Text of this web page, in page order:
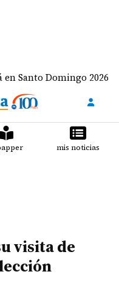
2026
mis noticias
visita de